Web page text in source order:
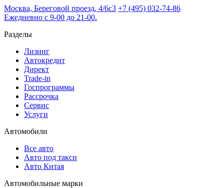
Москва, Береговой проезд, 4/6с3 +7 (495) 032-74-86
Ежедневно с 9-00 до 21-00.
Разделы
Лизинг
Автокредит
Директ
Trade-in
Госпрограммы
Рассрочка
Сервис
Услуги
Автомобили
Все авто
Авто под такси
Авто Китая
Автомобильные марки